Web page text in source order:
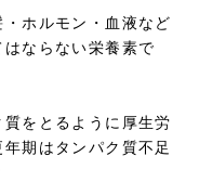
ホルモン・血液など
ならない栄養素で
をとるように厚生労
期はタンパク質不足